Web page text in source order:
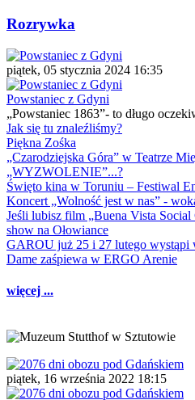
Rozrywka
piątek, 05 stycznia 2024 16:35
Powstaniec z Gdyni
„Powstaniec 1863”- to długo
Jak się tu znaleźliśmy?
Piękna Zośka
„Czarodziejska Góra” w Teatrze
„WYZWOLENIE”...?
Święto kina w Toruniu – Festiwal
Koncert „Wolność jest w nas” -
Jeśli lubisz film „Buena Vista
show na Ołowiance
GAROU już 25 i 27 lutego wystąpi
Dame zaśpiewa w ERGO Arenie
więcej ...
piątek, 16 września 2022 18:15